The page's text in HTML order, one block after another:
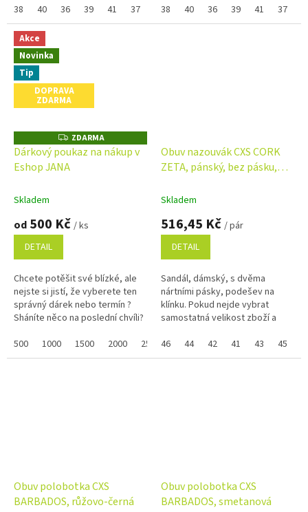
napište ji do poznámky na
konci...
38 40 36 39 41 37 35napište ji do poznámky na
konci...
38 40 36 39 41 37
Akce
Novinka
Tip
DOPRAVA
ZDARMA
Z
D
A
R
ZDARMA
Dárkový poukaz na nákup v
Eshop JANA
Skladem
od 500 Kč / ks
DETAIL
Chcete potěšit své blízké, ale
nejste si jistí, že vyberete ten
správný dárek nebo termín ?
Sháníte něco na poslední chvíli?
online a po...
500 1000 1500 2000 2500 3000 3500 4000 4500
Obuv nazouvák CXS CORK
ZETA, pánský, bez pásku,
Skladem
516,45 Kč / pár
DETAIL
Sandál, dámský, s dvěma
nártními pásky, podešev na
klínku. Pokud nejde vybrat
samostatná velikost zboží a
napište ji do poznámky na
konci...
46 44 42 41 43 45
Obuv polobotka CXS
BARBADOS, růžovo-černá
Obuv polobotka CXS
BARBADOS, smetanová